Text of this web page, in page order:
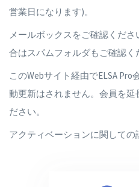
営業日になります)。
メールボックスをご確認くだ
合はスパムフォルダもご確認く
このWebサイト経由でELSA
動更新はされません。会員を延
ださい。
アクティベーションに関しての